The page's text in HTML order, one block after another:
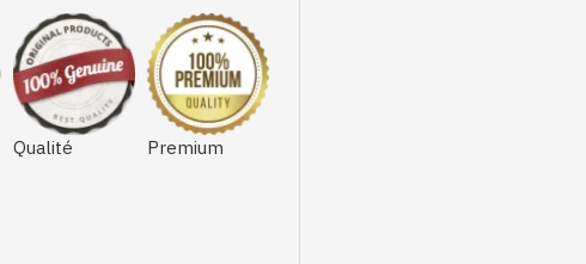
Qualité Premium